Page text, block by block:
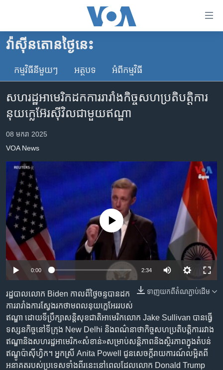
គេហទំព័រ​
ទាក់ទង
និង​
ចូល​
ទំព័រ​
ម្តង
រំលង​
ទំព័រ​
រចនា
សម្ព័ន្ធ​
រំលង​
និង​
កាន់​
ទំព័រ​
ស្វែង​
រក
កម្ពុជា
អន្តរជាតិ
ហេឡូវីអូអេ
ទូរទស្សន៍ / វីដេអូ​
វិទ្យុ / ផតខាសថ៍
កម្មវិធីទាំងអស់
Khmer English
បណ្តាញ​សង្គម
ភាសា
វ៉ាស៊ីនតោន​ថ្ងៃ​នេះ
កម្មវិធី​នីមួយៗ អត្ថបទ​ អំពី​កម្មវិធី​
សហរដ្ឋ​អាមេរិក​ដក​ការរារាំង​កិច្ចសហប្រតិបត្តិការ​
នុយក្លេអ៊ែរ​ស៊ីវិល​ជាមួយ​ឥណ្ឌា
08 មករា 2025
VOA News
Auto 240p 360p 480p
720p 1080p
No media source currently available
0:00 2:34
240p
480p
720p
1080p
ទាញ​យក​ពី​តំណភ្ជាប់​ដើម
រដ្ឋបាល​លោក​ Biden ​កាល​ពីថ្ងៃចន្ទ​បាន​ដក​
ការរារាំងការ​ស្វែងរកថាមពលនុយក្លេអែរ​របស់​
ឥណ្ឌា ដោយ​ទីប្រឹក្សា​សន្តិសុខ​ជាតិ​អាមេរិក​លោក Jake Sullivan ​បាន​ធ្វើ​
ទស្សនកិច្ច​នៅ​ទីក្រុង​ New Delhi ​និង​ពណ៌នា​ថា​កិច្ចសហប្រតិបត្តិការ​រវាង​
ឥណ្ឌា​និង​សហរដ្ឋ​អាមេរិក«សំខាន់»សម្រាប់​សន្តិភាព​និង​ស្ថិរភាព​ក្នុង​តំបន់
ឥណ្ឌូប៉ាស៊ីហ្វិក។ អ្នកស្រី Anita Powell ជូនសេចក្តីរាយការណ៍​លម្អិត​ពី
អនាគត​របស់​ប្រទេស​ទាំង​ពីរ​នេះ​​នៅពេល​ដែលលោក Donald Trump